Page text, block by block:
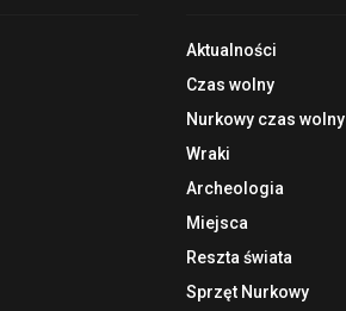
Aktualności
Czas wolny
Nurkowy czas wolny
Wraki
Archeologia
Miejsca
Reszta świata
Sprzęt Nurkowy